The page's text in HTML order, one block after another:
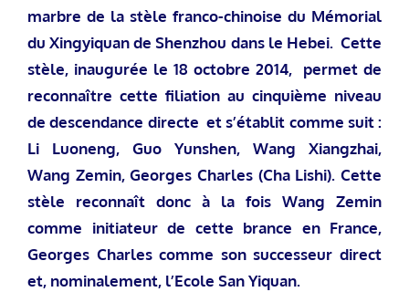
marbre de la stèle franco-chinoise du Mémorial
du Xingyiquan de Shenzhou dans le Hebei. Cette
stèle, inaugurée le 18 octobre 2014, permet de
reconnaître cette filiation au cinquième niveau
de descendance directe et s’établit comme suit :
Li Luoneng, Guo Yunshen, Wang Xiangzhai,
Wang Zemin, Georges Charles (Cha Lishi). Cette
stèle reconnaît donc à la fois Wang Zemin
comme initiateur de cette brance en France,
Georges Charles comme son successeur direct
et, nominalement, l’Ecole San Yiquan.